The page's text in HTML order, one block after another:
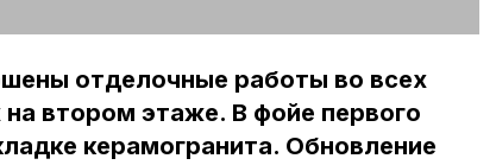
отделочные работы во всех
втором этаже. В фойе первого
керамогранита. Обновление